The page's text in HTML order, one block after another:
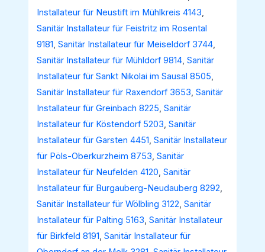
Installateur für Neustift im Mühlkreis 4143,
Sanitär Installateur für Feistritz im Rosental
9181,Sanitär Installateur für Meiseldorf 3744,
Sanitär Installateur für Mühldorf 9814,Sanitär
Installateur für Sankt Nikolai im Sausal 8505,
Sanitär Installateur für Raxendorf 3653,Sanitär
Installateur für Greinbach 8225,Sanitär
Installateur für Köstendorf 5203,Sanitär
Installateur für Garsten 4451,Sanitär Installateur
für Pöls-Oberkurzheim 8753,Sanitär
Installateur für Neufelden 4120,Sanitär
Installateur für Burgauberg-Neudauberg 8292,
Sanitär Installateur für Wölbling 3122,Sanitär
Installateur für Palting 5163,Sanitär Installateur
für Birkfeld 8191,Sanitär Installateur für